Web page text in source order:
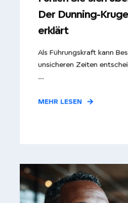
Der Dunning-
erklärt
Als Führungskraft kann
unsicheren Zeiten
...
MEHR LESEN